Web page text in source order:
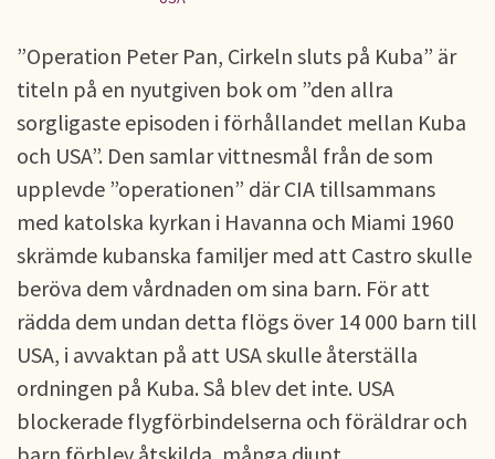
”Operation Peter Pan, Cirkeln sluts på Kuba” är
titeln på en nyutgiven bok om ”den allra
sorgligaste episoden i förhållandet mellan Kuba
och USA”. Den samlar vittnesmål från de som
upplevde ”operationen” där CIA tillsammans
med katolska kyrkan i Havanna och Miami 1960
skrämde kubanska familjer med att Castro skulle
beröva dem vårdnaden om sina barn. För att
rädda dem undan detta flögs över 14 000 barn till
USA, i avvaktan på att USA skulle återställa
ordningen på Kuba. Så blev det inte. USA
blockerade flygförbindelserna och föräldrar och